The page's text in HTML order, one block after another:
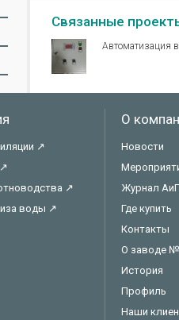
Связанные
Автоматизация
↗
↗
воды ↗
О
Новости
Журнал
Где купить
Контакты
О заводе №
История
Профиль
Наши